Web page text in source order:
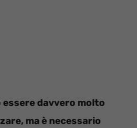
essere davvero molto
ma è necessario